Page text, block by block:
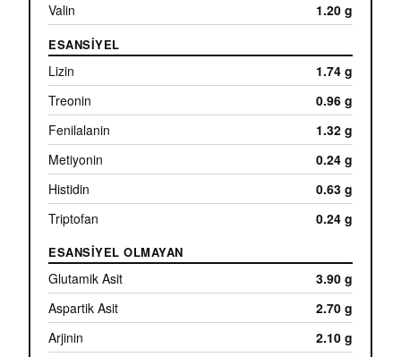
Valin
1.20 g
ESANSIYEL
Lizin
1.74 g
Treonin
0.96 g
Fenilalanin
1.32 g
Metiyonin
0.24 g
Histidin
0.63 g
Triptofan
0.24 g
ESANSIYEL OLMAYAN
Glutamik Asit
3.90 g
Aspartik Asit
2.70 g
Arjinin
2.10 g